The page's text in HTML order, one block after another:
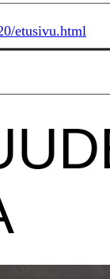
etusivu.html